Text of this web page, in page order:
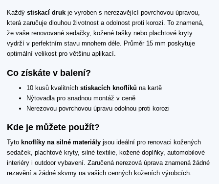
Každý stiskací druk je vyroben s nerezavějící povrchovou úpravou,
která zaručuje dlouhou životnost a odolnost proti korozi. To znamená,
že vaše renovované sedačky, kožené tašky nebo plachtové kryty
vydrží v perfektním stavu mnohem déle. Průměr 15 mm poskytuje
optimální velikost pro většinu aplikací.
Co získáte v balení?
10 kusů kvalitních stiskacích knoflíků na kartě
Nýtovadla pro snadnou montáž v ceně
Nerezovou povrchovou úpravu odolnou proti korozi
Kde je můžete použít?
Tyto knoflíky na silné materiály jsou ideální pro renovaci kožených
sedaček, plachtové kryty, silné textilie, kožené doplňky, automobilové
interiéry i outdoor vybavení. Zaručená nerezová úprava znamená žádné
rezavění a žádné skvrny na vašich cenných koženích výrobcích.